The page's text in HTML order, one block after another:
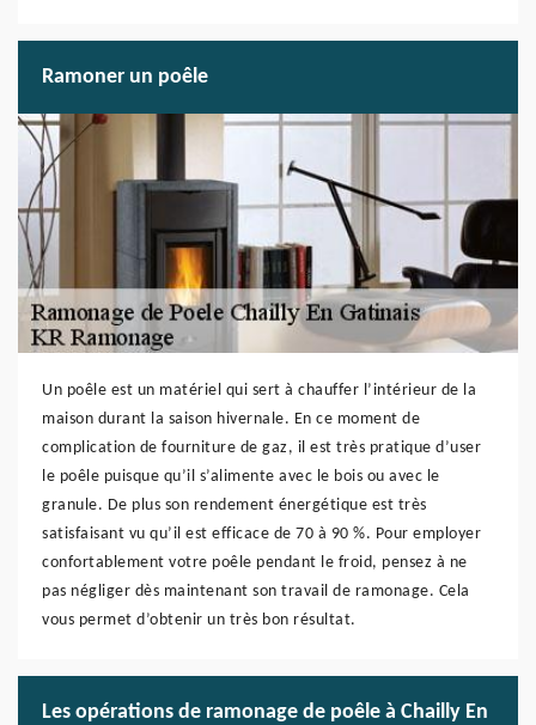
Ramoner un poêle
Un poêle est un matériel qui sert à chauffer l’intérieur de la
maison durant la saison hivernale. En ce moment de
complication de fourniture de gaz, il est très pratique d’user
le poêle puisque qu’il s’alimente avec le bois ou avec le
granule. De plus son rendement énergétique est très
satisfaisant vu qu’il est efficace de 70 à 90 %. Pour employer
confortablement votre poêle pendant le froid, pensez à ne
pas négliger dès maintenant son travail de ramonage. Cela
vous permet d’obtenir un très bon résultat.
Les opérations de ramonage de poêle à Chailly En